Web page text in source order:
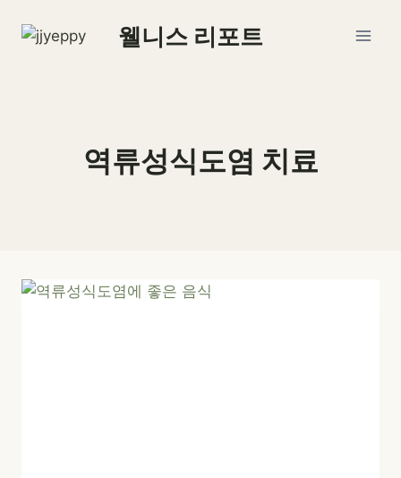
웰니스 리포트
역류성식도염 치료